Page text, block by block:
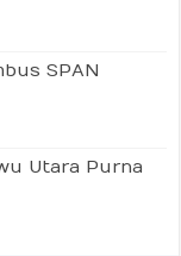
SPAN
Utara Purna